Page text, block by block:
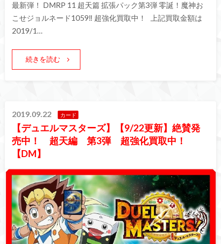
最新弾！ DMRP 11 超天篇 拡張パック第3弾 零誕！魔神お
こせジョルネード1059‼︎ 超強化買取中！ 上記買取金額は
2019/1…
続きを読む
2019.09.22 カード
【デュエルマスターズ】【9/22更新】絶賛発
売中！ 超天編 第3弾 超強化買取中！
【DM】